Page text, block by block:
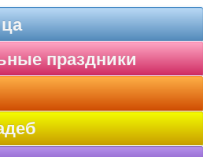
праздники